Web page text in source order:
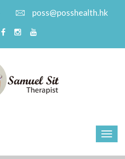
poss@posshealth.hk